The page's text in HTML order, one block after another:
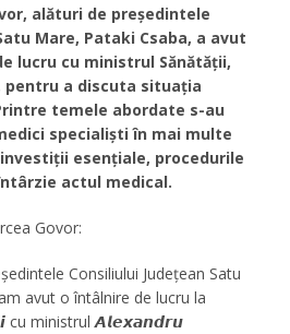
alături de președintele
Mare, Pataki Csaba, a avut
lucru cu ministrul Sănătății,
pentru a discuta situația
temele abordate s-au
specialiști în mai multe
esențiale, procedurile
actul medical.
Govor:
Consiliului Județean Satu
avut o întâlnire de lucru la
cu ministrul 𝘼𝙡𝙚𝙭𝙖𝙣𝙙𝙧𝙪